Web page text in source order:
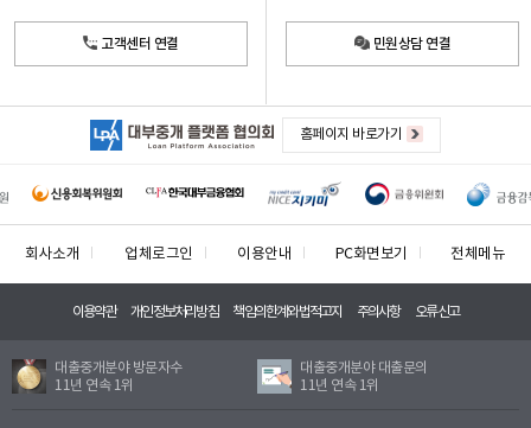
고객센터 연결 민원상담 연결
홈페이지 바로가기
회사소개 업체로그인 이용안내 PC화면보기 전체메뉴
이용약관 개인정보처리방침 책임의한계와법적고지 주의사항 오류신고
대출중개분야 방문자수
11년 연속 1위
대출중개분야 대출문의
11년 연속 1위